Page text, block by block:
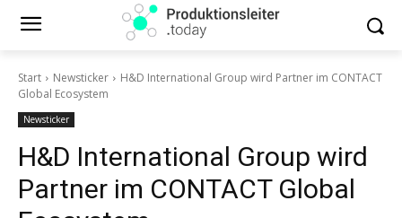
Start Newsticker
H&D International Group wird Partner im CONTACT
Global Ecosystem
Newsticker
H&D International Group wird
Partner im CONTACT Global